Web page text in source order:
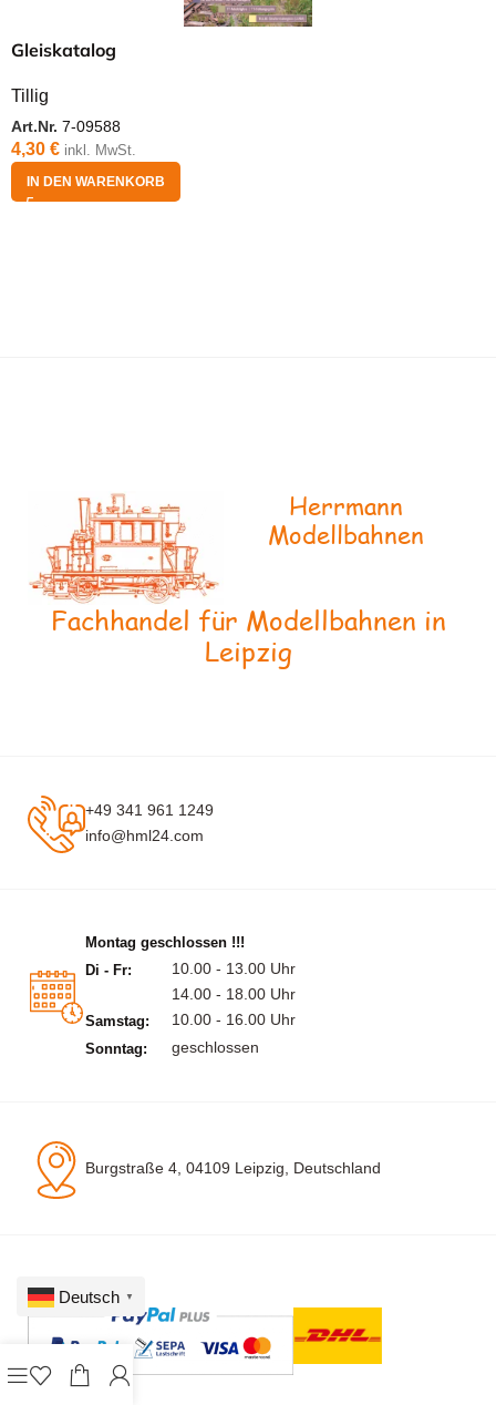
Gleiskatalog
Tillig
Art.Nr. 7-09588
4,30 € inkl. MwSt.
IN DEN WARENKORB
Herrmann
Modellbahnen
Fachhandel für Modellbahnen in
Leipzig
+49 341 961 1249
info@hml24.com
Montag geschlossen !!!
Di - Fr:
10.00 - 13.00 Uhr
14.00 - 18.00 Uhr
Samstag: 10.00 - 16.00 Uhr
Sonntag: geschlossen
Burgstraße 4, 04109 Leipzig, Deutschland
Deutsch ▼